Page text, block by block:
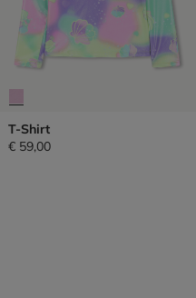
T-Shirt
€ 59,00